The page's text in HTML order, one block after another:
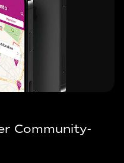
Community-